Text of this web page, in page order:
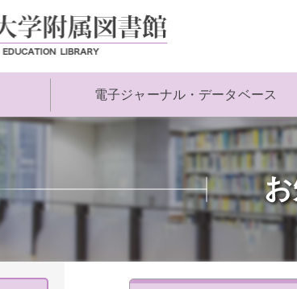
電子ジャーナル・データベース